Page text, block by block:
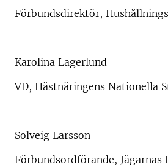
Förbundsdirektör,
Karolina Lagerlund
VD, Hästnäringens Nationella
Solveig Larsson
Förbundsordförande, Jägarnas